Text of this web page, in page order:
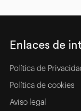
Enlaces de
Política de
Política de cookies
Aviso legal